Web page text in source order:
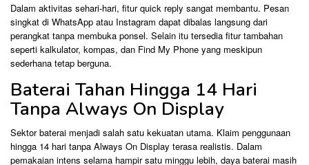
Dalam aktivitas sehari-hari, fitur quick reply sangat membantu. Pesan
singkat di WhatsApp atau Instagram dapat dibalas langsung dari
perangkat tanpa membuka ponsel. Selain itu tersedia fitur tambahan
seperti kalkulator, kompas, dan Find My Phone yang meskipun
sederhana tetap berguna.
Baterai Tahan Hingga 14 Hari
Tanpa Always On Display
Sektor baterai menjadi salah satu kekuatan utama. Klaim penggunaan
hingga 14 hari tanpa Always On Display terasa realistis. Dalam
pemakaian intens selama hampir satu minggu lebih, daya baterai masih